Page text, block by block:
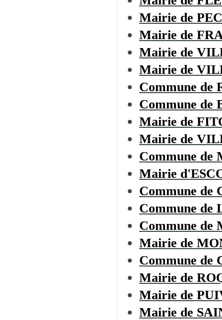
Mairie de
Mairie de
Mairie de
Mairie de
Commune de
Commune de
Mairie de
Mairie de
Commune
Mairie
Commune de
Commune
Commune de
Mairie de
Commune de
Mairie de
Mairie de
Mairie de